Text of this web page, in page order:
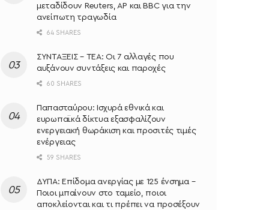
μεταδίδουν Reuters, AP και BBC για την
ανείπωτη τραγωδία
64 SHARES
ΣΥΝΤΑΞΕΙΣ – ΤΕΑ: Οι 7 αλλαγές που
αυξάνουν συντάξεις και παροχές
60 SHARES
Παπασταύρου: Ισχυρά εθνικά και
ευρωπαϊκά δίκτυα εξασφαλίζουν
ενεργειακή θωράκιση και προσιτές τιμές
ενέργειας
59 SHARES
ΔΥΠΑ: Επίδομα ανεργίας με 125 ένσημα –
Ποιοι μπαίνουν στο ταμείο, ποιοι
αποκλείονται και τι πρέπει να προσέξουν